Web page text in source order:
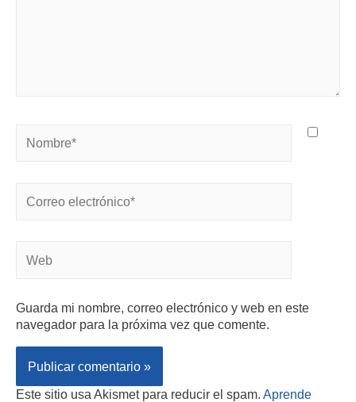
Guarda mi nombre, correo electrónico y web en este
navegador para la próxima vez que comente.
Este sitio usa Akismet para reducir el spam. Aprende